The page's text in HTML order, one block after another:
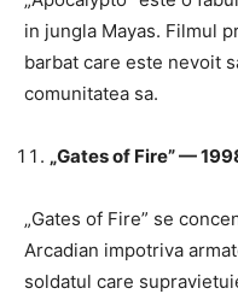
in jungla Mayas. Filmul
barbat care este nevoit
comunitatea sa.
„Gates of Fire” —
„Gates of Fire” se
Arcadian impotriva
soldatul care